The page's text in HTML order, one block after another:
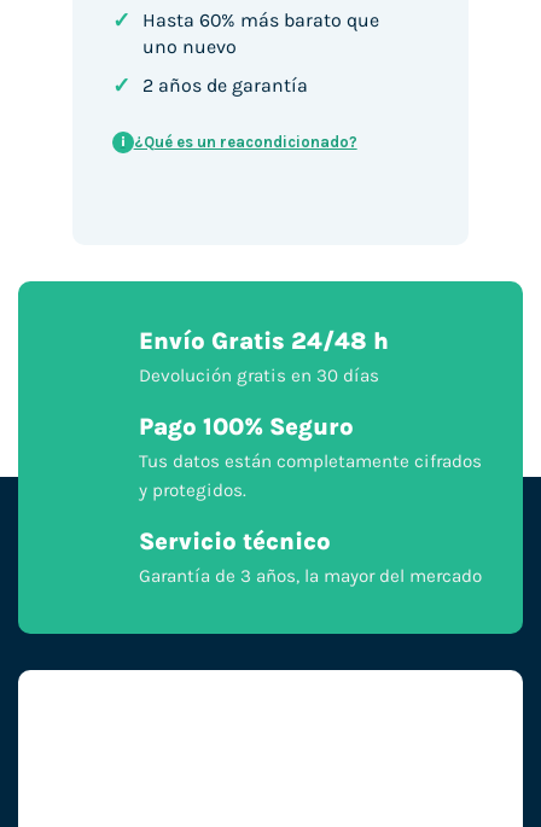
✓
Hasta 60% más barato que
uno nuevo
✓ 2 años de garantía
i ¿Qué es un reacondicionado?
Envío Gratis 24/48 h
Devolución gratis en 30 días
Pago 100% Seguro
Tus datos están completamente cifrados
y protegidos.
Servicio técnico
Garantía de 3 años, la mayor del mercado